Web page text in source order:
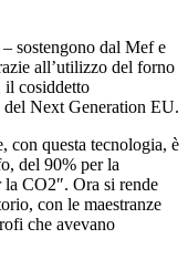
sostengono dal Mef e
all’utilizzo del forno
il cosiddetto
del Next Generation EU.
con questa tecnologia, è
del 90% per la
CO2″. Ora si rende
con le maestranze
che avevano